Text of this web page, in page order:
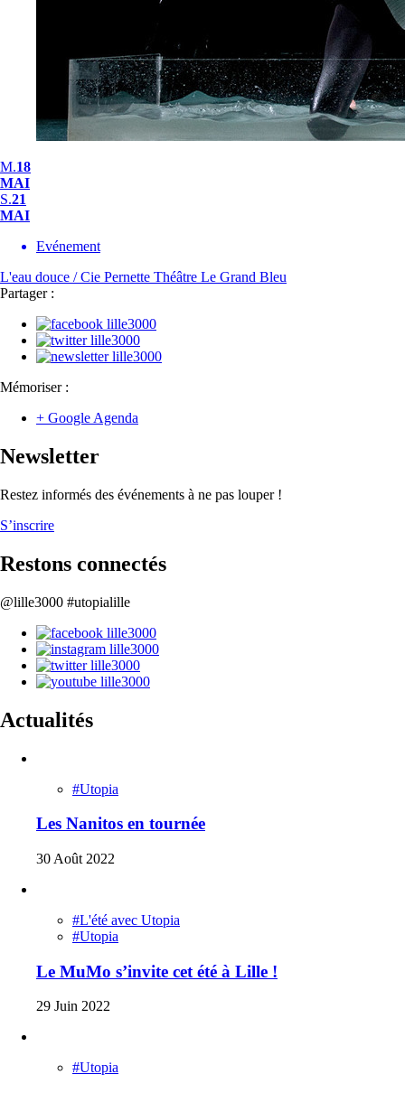
M.18
MAI
S.21
MAI
Evénement
L'eau douce / Cie Pernette Théâtre Le Grand Bleu
Partager :
Mémoriser :
+ Google Agenda
Newsletter
Restez informés des événements à ne pas louper !
S’inscrire
Restons connectés
@lille3000 #utopialille
Actualités
#Utopia
Les Nanitos en tournée
30 Août 2022
#L'été avec Utopia
#Utopia
Le MuMo s’invite cet été à Lille !
29 Juin 2022
#Utopia